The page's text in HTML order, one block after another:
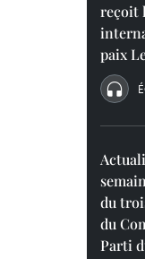
reçoit
paix
du
du
Parti